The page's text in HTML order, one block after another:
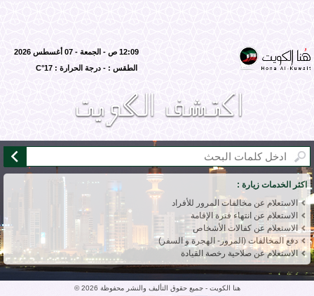
12:09 ص - الجمعة - 07 أغسطس 2026
الطقس : - درجة الحرارة : 17°C
اكثر الخدمات زيارة :
الاستعلام عن مخالفات المرور للأفراد
الاستعلام عن انتهاء فترة الإقامة
الاستعلام عن كفالات الأشخاص
دفع المخالفات (المرور- الهجرة و السفر)
الاستعلام عن صلاحية رخصة القيادة
هنا الكويت - جميع حقوق التأليف والنشر محفوظة 2026 ©